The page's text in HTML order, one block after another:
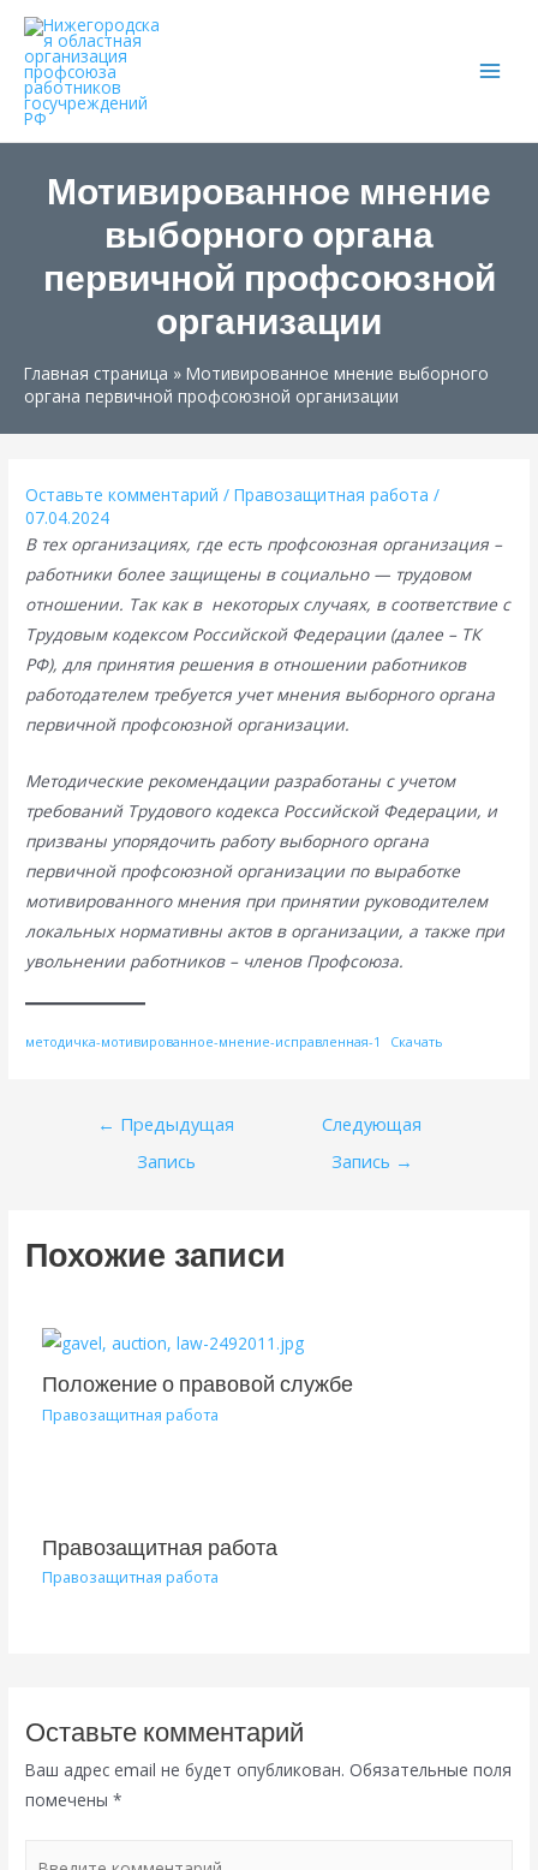
Мотивированное мнение
выборного органа
первичной профсоюзной
организации
Главная страница » Мотивированное мнение выборного
органа первичной профсоюзной организации
Оставьте комментарий /Правозащитная работа /
07.04.2024
В тех организациях, где есть профсоюзная организация –
работники более защищены в социально — трудовом
отношении. Так как в некоторых случаях, в соответствие с
Трудовым кодексом Российской Федерации (далее – ТК
РФ), для принятия решения в отношении работников
работодателем требуется учет мнения выборного органа
первичной профсоюзной организации.
Методические рекомендации разработаны с учетом
требований Трудового кодекса Российской Федерации, и
призваны упорядочить работу выборного органа
первичной профсоюзной организации по выработке
мотивированного мнения при принятии руководителем
локальных нормативны актов в организации, а также при
увольнении работников – членов Профсоюза.
методичка-мотивированное-мнение-исправленная-1 Скачать
Навигация
← Предыдущая
Запись
Следующая
Запись →
Похожие записи
Положение о правовой службе
Правозащитная работа
Правозащитная работа
Правозащитная работа
Оставьте комментарий
Ваш адрес email не будет опубликован. Обязательные поля
помечены*